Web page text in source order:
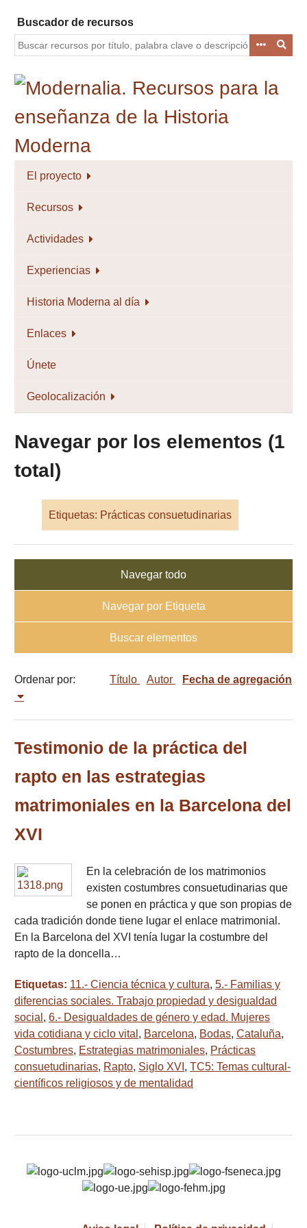
contenido
principal
Buscador de recursos
El proyecto
Recursos
Actividades
Experiencias
Historia Moderna al día
Enlaces
Únete
Geolocalización
Navegar por los elementos (1
total)
Etiquetas: Prácticas consuetudinarias
Navegar todo
Navegar por Etiqueta
Buscar elementos
Ordenar por: Título Autor Fecha de agregación
Testimonio de la práctica del
rapto en las estrategias
matrimoniales en la Barcelona del
XVI
En la celebración de los matrimonios
existen costumbres consuetudinarias que
se ponen en práctica y que son propias de
cada tradición donde tiene lugar el enlace matrimonial.
En la Barcelona del XVI tenía lugar la costumbre del
rapto de la doncella…
Etiquetas: 11.- Ciencia técnica y cultura, 5.- Familias y
diferencias sociales. Trabajo propiedad y desigualdad
social , 6.- Desigualdades de género y edad. Mujeres
vida cotidiana y ciclo vital , Barcelona, Bodas, Cataluña,
Costumbres, Estrategias matrimoniales, Prácticas
consuetudinarias, Rapto, Siglo XVI , TC5: Temas cultural-
científicos religiosos y de mentalidad